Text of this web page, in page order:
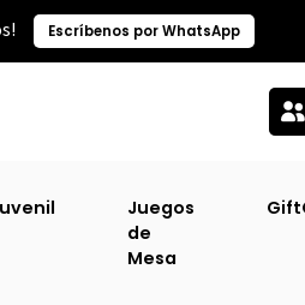
Escríbenos por WhatsApp
Juegos
de
Mesa
Coronavirus Y